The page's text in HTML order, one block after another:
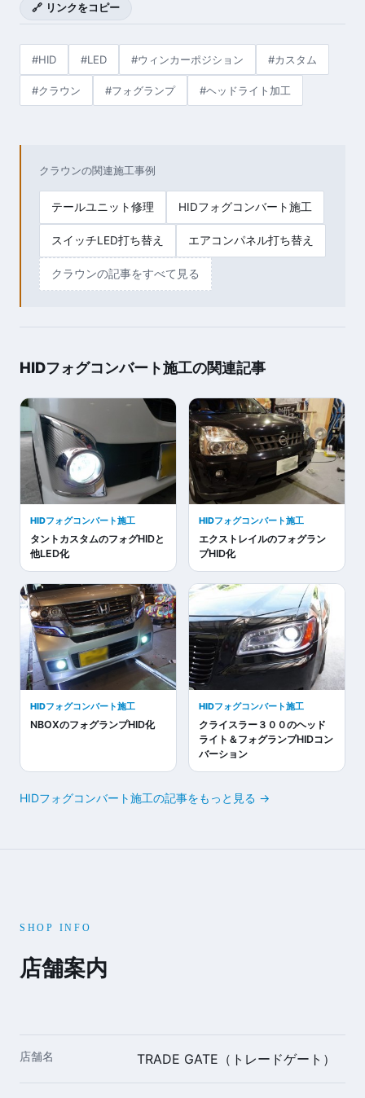
🔗 リンクをコピー
#HID #LED #ウィンカーポジション #カスタム
#クラウン #フォグランプ #ヘッドライト加工
クラウンの関連施工事例
テールユニット修理 HIDフォグコンバート施工
スイッチLED打ち替え エアコンパネル打ち替え
クラウンの記事をすべて見る
HIDフォグコンバート施工の関連記事
HIDフォグコンバート施工
タントカスタムのフォグHIDと
他LED化
HIDフォグコンバート施工
エクストレイルのフォグラン
プHID化
HIDフォグコンバート施工
NBOXのフォグランプHID化
HIDフォグコンバート施工
クライスラー３００のヘッド
ライト＆フォグランプHIDコン
バーション
HIDフォグコンバート施工の記事をもっと見る →
SHOP INFO
店舗案内
店舗名 TRADE GATE（トレードゲート）